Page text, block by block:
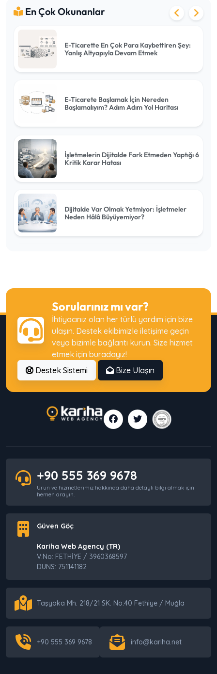
En Çok Okunanlar
E-Ticarette En Çok Para Kaybettiren Şey:
Yanlış Altyapıyla Devam Etmek
E-Ticarete Başlamak İçin Nereden
Başlamalıyım? Adım Adım Yol Haritası
İşletmelerin Dijitalde Fark Etmeden Yaptığı 6
Kritik Karar Hatası
Dijitalde Var Olmak Yetmiyor: İşletmeler
Neden Hâlâ Büyüyemiyor?
Web Sitesi Olan Ama Müşteri Kazanamayan
İşletmeler Nerede Yanılıyor?
SEO’ya Para Harcayıp Sonuç Alamayan
İşletmelerin Yaptığı 7 Temel Hata
Şirketler Dijital Danışmanlık Almadan Neden
Web Hosting mi VPS mi? Hangisini
Seçmelisiniz?
Edilecekler
Yanlış Altyapıyla Devam Etmek
E-Ticarete Başlamak İçin Nereden
Sorularınız mı var?
İhtiyacınız olan her türlü yardım için bize
ulaşın. Destek ekibimizle iletişime geçin
veya bizimle bağlantı kurun. Size hizmet
etmek için buradayız!
Destek Sistemi
Bize Ulaşın
+90 555 369 9678
Ürün ve hizmetlerimiz hakkında daha detaylı bilgi almak için
hemen arayın.
Güven Göç
Kariha Web Agency (TR)
V.No: FETHİYE / 3960368597
DUNS: 751141182
Taşyaka Mh. 218/21 SK. No:40 Fethiye / Muğla
+90 555 369 9678 info@kariha.net